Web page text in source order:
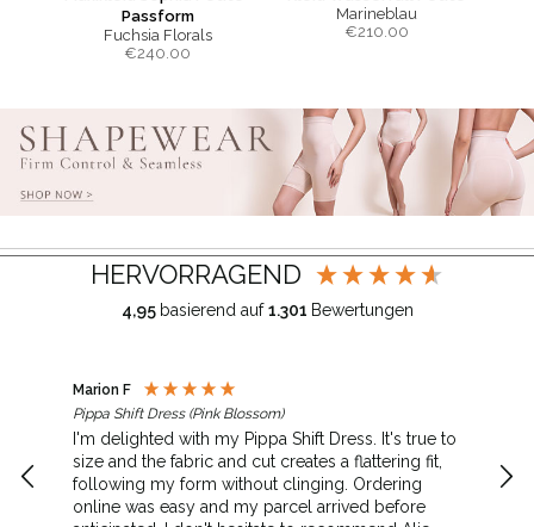
Passform
Fuchsia Florals
€240.00
Marineblau
€210.00
HERVORRAGEND
4,95 basierend auf1.301 Bewertungen
Marion F
Pippa Shift Dress (Pink Blossom)
I'm delighted with my Pippa Shift Dress. It's true to
size and the fabric and cut creates a flattering fit,
following my form without clinging. Ordering
online was easy and my parcel arrived before